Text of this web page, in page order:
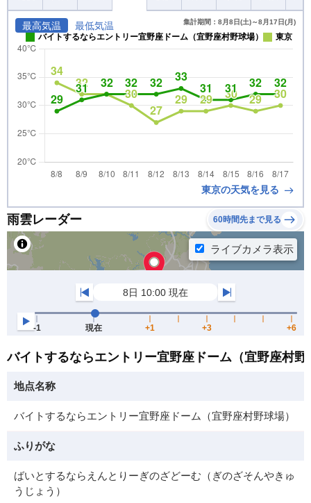
最高気温 最低気温 集計期間：8月8日(土)～8月17日(月)
バイトするならエントリー宜野座ドーム（宜野座村野球場） 東京
東京の天気を見る
雨雲レーダー 60時間先まで見る
バイトするならエントリー宜野座ドーム（宜野座村
地点名称
バイトするならエントリー宜野座ドーム（宜野座村野球場）
ふりがな
ばいとするならえんとりーぎのざどーむ（ぎのざそんやきゅ
うじょう）